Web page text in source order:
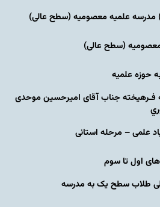
علمیه معصومیه‌ (سطح عالی)
(سطح عالی)
حوزه علمیه
جناب آقای امیرحسین موحدی
علمی – مرحله استانی
های اول تا سوم
طلاب سطح یک به مدرسه